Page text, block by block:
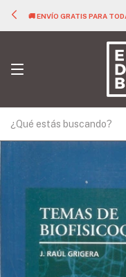
🚚 ENVÍO GRATIS PARA